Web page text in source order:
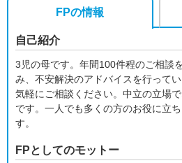
FPの情報
自己紹介
3児の母です。年間100件程のご相談
み、不安解決のアドバイスを行って
気軽にご相談ください。中立の立場
です。一人でも多くの方のお役に立
す。
FPとしてのモットー